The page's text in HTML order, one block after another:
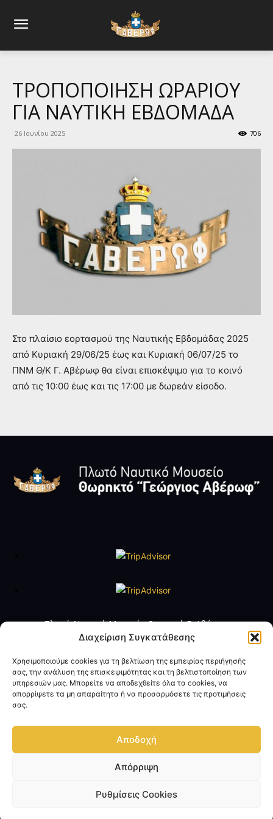
Διαχείριση Συγκατάθεσης
Χρησιμοποιούμε cookies για τη βελτίωση της εμπειρίας περιήγησής
σας, την ανάλυση της επισκεψιμότητας και τη βελτιστοποίηση των
υπηρεσιών μας. Μπορείτε να αποδεχθείτε όλα τα cookies, να
απορρίψετε τα μη απαραίτητα ή να προσαρμόσετε τις προτιμήσεις
σας.
Αποδοχή
Απόρριψη
Ρυθμίσεις Cookies
ΤΡΟΠΟΠΟΙΗΣΗ ΩΡΑΡΙΟΥ
ΓΙΑ ΝΑΥΤΙΚΗ ΕΒΔΟΜΑΔΑ
26 Ιουνίου 2025 706
Στo πλαίσιo εορτασμού της Ναυτικής Εβδομάδας 2025
από Κυριακή 29/06/25 έως και Κυριακή 06/07/25 το
ΠΝΜ Θ/Κ Γ. Αβέρωφ θα είναι επισκέψιμο για το κοινό
από τις 10:00 έως και τις 17:00 με δωρεάν είσοδο.
Πλωτό Ναυτικό Μουσείο Θωρηκτό Γ. Αβέρωφ
Τηλ. +30 2109888211
Ωράριο Λειτουργίας
Τρίτη έως Παρασκευή: 09:00 - 14:00
Σάββατο και Κυριακή: 10:00 - 17:00
Πολιτική Προσωπικών Δεδομένων
Επικοινωνία
© Copyright 2024 - Επίσημη Ιστοσελίδα Θωρηκτό Γ. Αβέρωφ - Πλωτό
Κατασκευή Ιστοσελίδας ΓΕΝ/ΔΕΔΗΣ Τμήμα Διαδικτύου - Με την επιφύλαξη